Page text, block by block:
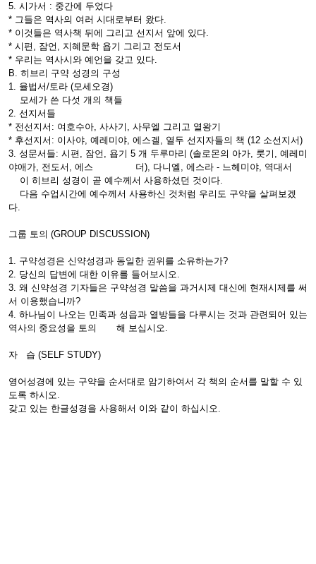
5. 시가서 : 중간에 두었다
* 그들은 역사의 여러 시대로부터 왔다.
* 이것들은 역사책 뒤에 그리고 선지서 앞에 있다.
* 시편, 잠언, 지혜문학 욥기 그리고 전도서
* 우리는 역사시와 예언을 갖고 있다.
B. 히브리 구약 성경의 구성
1. 율법서/토라 (모세오경)
모세가 쓴 다섯 개의 책들
2. 선지서들
* 전선지서: 여호수아, 사사기, 사무엘 그리고 열왕기
* 후선지서: 이사야, 예레미야, 에스겔, 열두 선지자들의 책 (12 소선지서)
3. 성문서들: 시편, 잠언, 욥기 5 개 두루마리 (솔로몬의 아가, 룻기, 예레미
야애가, 전도서, 에스 더), 다니엘, 에스라 - 느헤미야, 역대서
이 히브리 성경이 곧 예수께서 사용하셨던 것이다.
다음 수업시간에 예수께서 사용하신 것처럼 우리도 구약을 살펴보겠
다.
그룹 토의 (GROUP DISCUSSION)
1. 구약성경은 신약성경과 동일한 권위를 소유하는가?
2. 당신의 답변에 대한 이유를 들어보시오.
3. 왜 신약성경 기자들은 구약성경 말씀을 과거시제 대신에 현재시제를 써
서 이용했습니까?
4. 하나님이 나오는 민족과 성읍과 열방들을 다루시는 것과 관련되어 있는
역사의 중요성을 토의 해 보십시오.
자 습 (SELF STUDY)
영어성경에 있는 구약을 순서대로 암기하여서 각 책의 순서를 말할 수 있
도록 하시오.
갖고 있는 한글성경을 사용해서 이와 같이 하십시오.